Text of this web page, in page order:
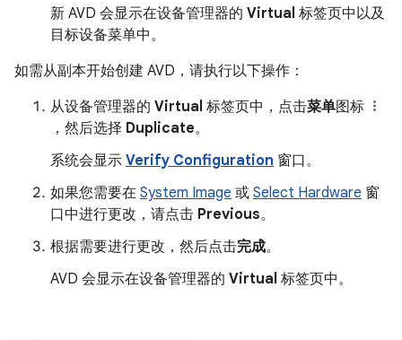
新 AVD 会显示在设备管理器的 Virtual 标签页中以及
目标设备菜单中。
如需从副本开始创建 AVD，请执行以下操作：
从设备管理器的 Virtual 标签页中，点击菜单图标
，然后选择 Duplicate。
系统会显示 Verify Configuration 窗口。
如果您需要在 System Image 或 Select Hardware 窗
口中进行更改，请点击 Previous。
根据需要进行更改，然后点击完成。
AVD 会显示在设备管理器的 Virtual 标签页中。